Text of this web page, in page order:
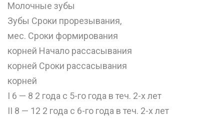
Молочные зубы
Зубы Сроки прорезывания,
мес. Сроки формирования
корней Начало рассасывания
корней Сроки рассасывания
корней
I 6 — 8 2 года с 5-го года в теч. 2-х лет
II 8 — 12 2 года с 6-го года в теч. 2-х лет